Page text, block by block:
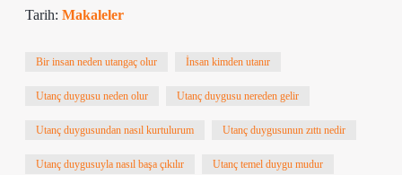
Tarih: Makaleler
Bir insan neden utangaç olur İnsan kimden utanır
Utanç duygusu neden olur Utanç duygusu nereden gelir
Utanç duygusundan nasıl kurtulurum Utanç duygusunun zıttı nedir
Utanç duygusuyla nasıl başa çıkılır Utanç temel duygu mudur